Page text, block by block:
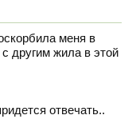
меня в
другим жила в этой
отвечать..